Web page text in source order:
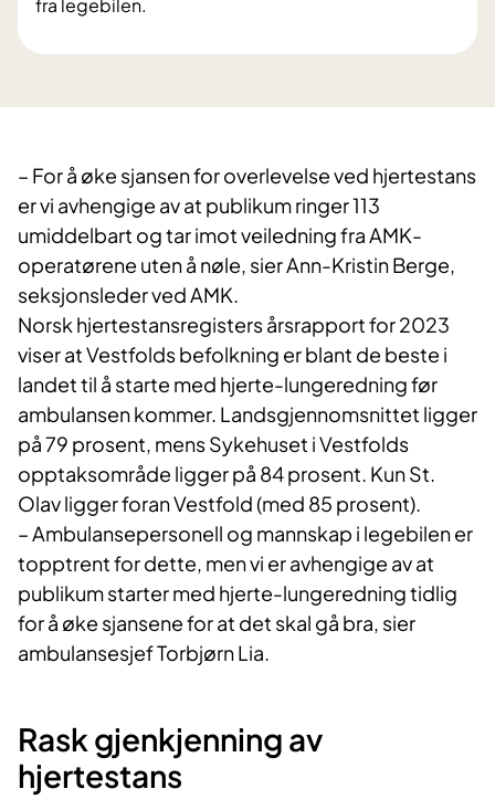
fra legebilen.
– For å øke sjansen for overlevelse ved hjertestans
er vi avhengige av at publikum ringer 113
umiddelbart og tar imot veiledning fra AMK-
operatørene uten å nøle, sier Ann-Kristin Berge,
seksjonsleder ved AMK.
Norsk hjertestansregisters årsrapport for 2023
viser at Vestfolds befolkning er blant de beste i
landet til å starte med hjerte-lungeredning før
ambulansen kommer. Landsgjennomsnittet ligger
på 79 prosent, mens Sykehuset i Vestfolds
opptaksområde ligger på 84 prosent. Kun St.
Olav ligger foran Vestfold (med 85 prosent).
– Ambulansepersonell og mannskap i legebilen er
topptrent for dette, men vi er avhengige av at
publikum starter med hjerte-lungeredning tidlig
for å øke sjansene for at det skal gå bra, sier
ambulansesjef Torbjørn Lia.
Rask gjenkjenning av
hjertestans